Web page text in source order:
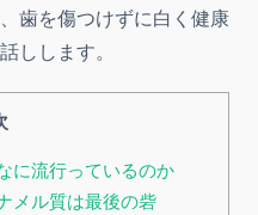
歯を傷つけずに白く健康
しします。
に流行っているのか
ル質は最後の砦